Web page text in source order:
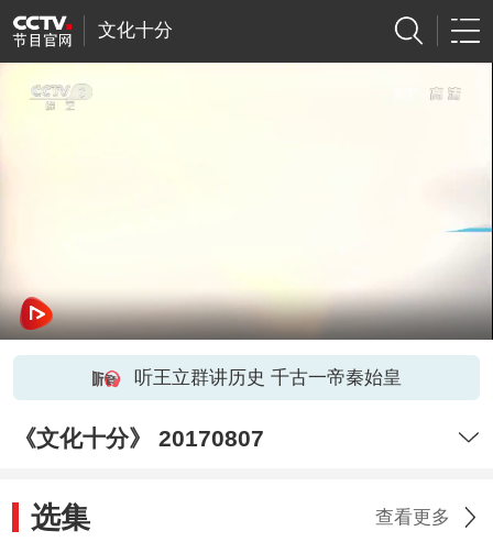
文化十分
听王立群讲历史 千古一帝秦始皇
《文化十分》 20170807
选集 查看更多